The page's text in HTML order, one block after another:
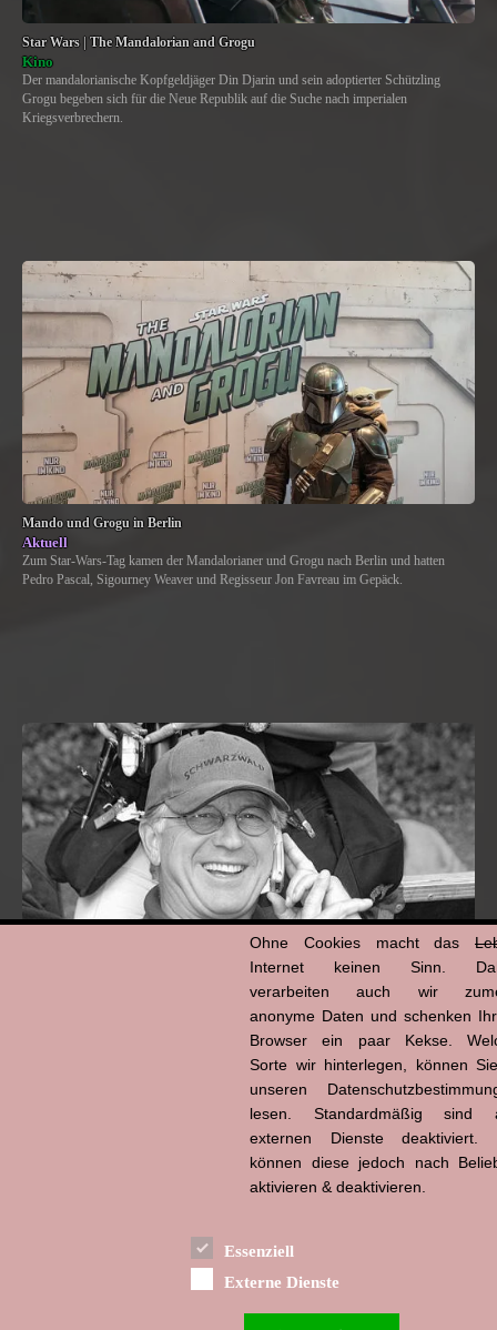
Star Wars | The Mandalorian and Grogu
Kino
Der mandalorianische Kopfgeldjäger Din Djarin und sein adoptierter Schützling
Grogu begeben sich für die Neue Republik auf die Suche nach imperialen
Kriegsverbrechern.
Mando und Grogu in Berlin
Aktuell
Zum Star-Wars-Tag kamen der Mandalorianer und Grogu nach Berlin und hatten
Pedro Pascal, Sigourney Weaver und Regisseur Jon Favreau im Gepäck.
Ohne Cookies macht das
Internet keinen Sinn.
verarbeiten auch wir
anonyme Daten und schenken
Browser ein paar Kekse.
Sorte wir hinterlegen, können
unseren
lesen. Standardmäßig sind
externen Dienste deaktiviert.
können diese jedoch nach
aktivieren & deaktivieren.
Essenziell
Externe Dienste